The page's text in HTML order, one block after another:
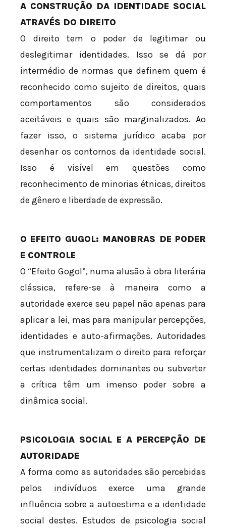
A CONSTRUÇÃO DA IDENTIDADE SOCIAL
ATRAVÉS DO DIREITO
O direito tem o poder de legitimar ou
deslegitimar identidades. Isso se dá por
intermédio de normas que definem quem é
reconhecido como sujeito de direitos, quais
comportamentos são considerados
aceitáveis e quais são marginalizados. Ao
fazer isso, o sistema jurídico acaba por
desenhar os contornos da identidade social.
Isso é visível em questões como
reconhecimento de minorias étnicas, direitos
de gênero e liberdade de expressão.
O EFEITO GUGOL: MANOBRAS DE PODER
E CONTROLE
O “Efeito Gogol”, numa alusão à obra literária
clássica, refere-se à maneira como a
autoridade exerce seu papel não apenas para
aplicar a lei, mas para manipular percepções,
identidades e auto-afirmações. Autoridades
que instrumentalizam o direito para reforçar
certas identidades dominantes ou subverter
a crítica têm um imenso poder sobre a
dinâmica social.
PSICOLOGIA SOCIAL E A PERCEPÇÃO DE
AUTORIDADE
A forma como as autoridades são percebidas
pelos indivíduos exerce uma grande
influência sobre a autoestima e a identidade
social destes. Estudos de psicologia social